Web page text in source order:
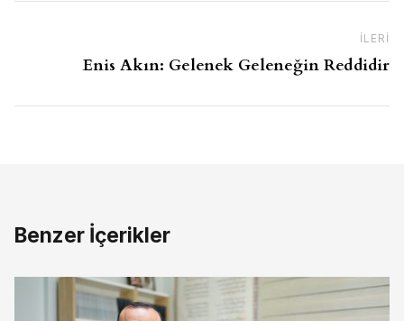
İLERI
Enis Akın: Gelenek Geleneğin Reddidir
Benzer İçerikler